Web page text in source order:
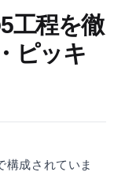
工程を徹
ピッキ
構成されていま